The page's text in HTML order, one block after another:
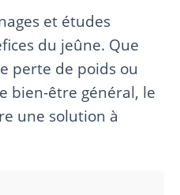
et études
du jeûne. Que
perte de poids ou
bien-être général, le
une solution à